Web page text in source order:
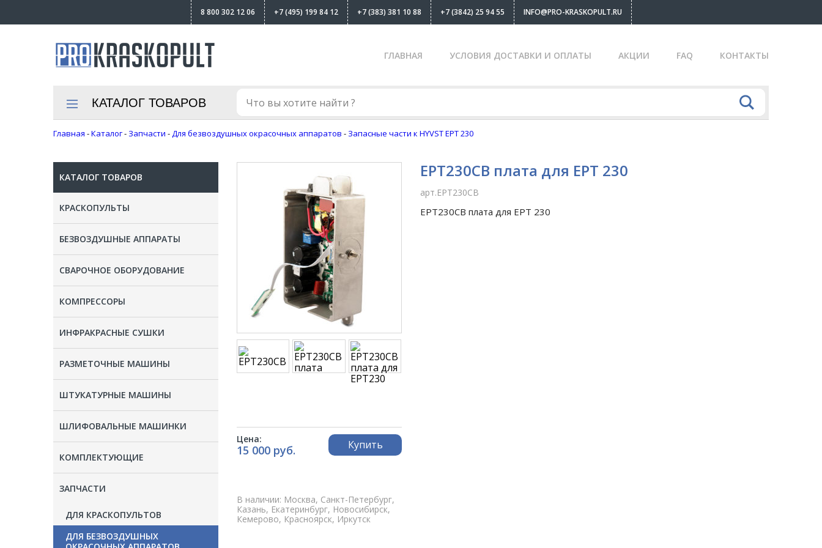
8 800 302 12 06 +7 (495) 199 84 12 +7 (383) 381 10 88 +7 (3842) 25 94 55 INFO@PRO-KRASKOPULT.RU
ГЛАВНАЯ УСЛОВИЯ ДОСТАВКИ И ОПЛАТЫ АКЦИИ FAQ КОНТАКТЫ
КАТАЛОГ ТОВАРОВ
Главная -Каталог- Запчасти -Для безвоздушных окрасочных аппаратов - Запасные части к HYVST EPT 230
КАТАЛОГ ТОВАРОВ
КРАСКОПУЛЬТЫ
БЕЗВОЗДУШНЫЕ АППАРАТЫ
СВАРОЧНОЕ ОБОРУДОВАНИЕ
КОМПРЕССОРЫ
ИНФРАКРАСНЫЕ СУШКИ
РАЗМЕТОЧНЫЕ МАШИНЫ
ШТУКАТУРНЫЕ МАШИНЫ
ШЛИФОВАЛЬНЫЕ МАШИНКИ
КОМПЛЕКТУЮЩИЕ
ЗАПЧАСТИ
ДЛЯ КРАСКОПУЛЬТОВ
ДЛЯ БЕЗВОЗДУШНЫХ
Цена:
15 000 руб. Купить
В наличии: Москва, Санкт-Петербург,
Казань, Екатеринбург, Новосибирск,
Кемерово, Красноярск, Иркутск
EPT230CB плата для EPT 230
арт.EPT230CB
EPT230CB плата для EPT 230